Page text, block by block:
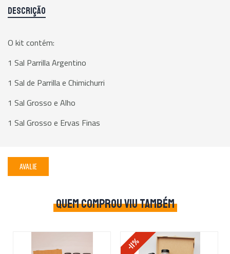
DESCRIÇÃO
O kit contém:
1 Sal Parrilla Argentino
1 Sal de Parrilla e Chimichurri
1 Sal Grosso e Alho
1 Sal Grosso e Ervas Finas
AVALIE
QUEM COMPROU VIU TAMBÉM
-11%